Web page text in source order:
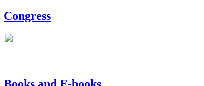
Congress